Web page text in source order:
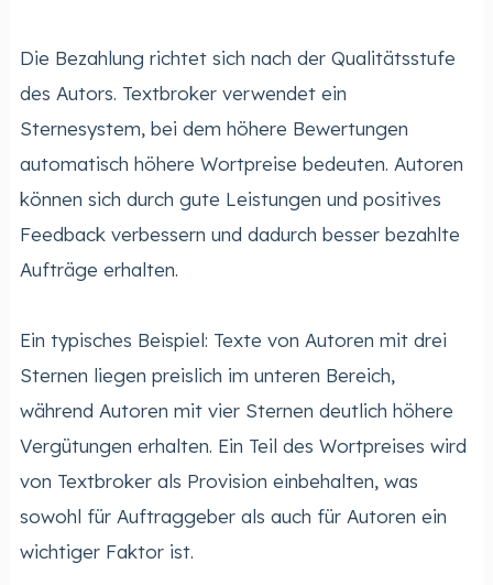
Die Bezahlung richtet sich nach der Qualitätsstufe
des Autors. Textbroker verwendet ein
Sternesystem, bei dem höhere Bewertungen
automatisch höhere Wortpreise bedeuten. Autoren
können sich durch gute Leistungen und positives
Feedback verbessern und dadurch besser bezahlte
Aufträge erhalten.
Ein typisches Beispiel: Texte von Autoren mit drei
Sternen liegen preislich im unteren Bereich,
während Autoren mit vier Sternen deutlich höhere
Vergütungen erhalten. Ein Teil des Wortpreises wird
von Textbroker als Provision einbehalten, was
sowohl für Auftraggeber als auch für Autoren ein
wichtiger Faktor ist.